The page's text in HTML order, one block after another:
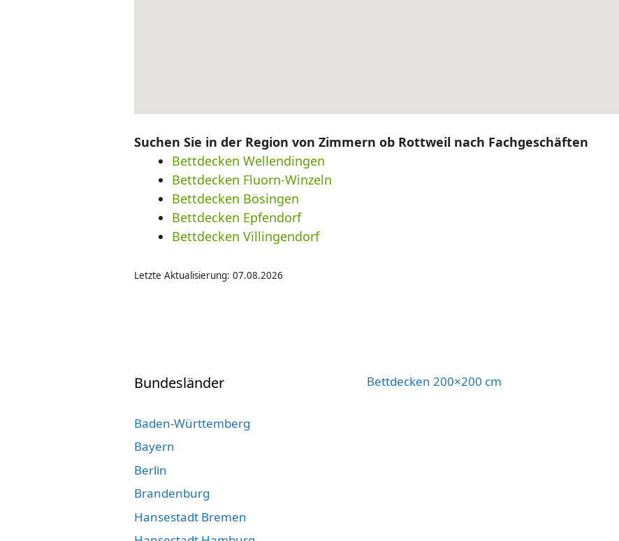
Suchen Sie in der Region von Zimmern ob Rottweil nach Fachgeschäften
Bettdecken Wellendingen
Bettdecken Fluorn-Winzeln
Bettdecken Bösingen
Bettdecken Epfendorf
Bettdecken Villingendorf
Letzte Aktualisierung: 07.08.2026
Bundesländer
Baden-Württemberg
Bayern
Berlin
Brandenburg
Hansestadt Bremen
Bettdecken 200×200 cm